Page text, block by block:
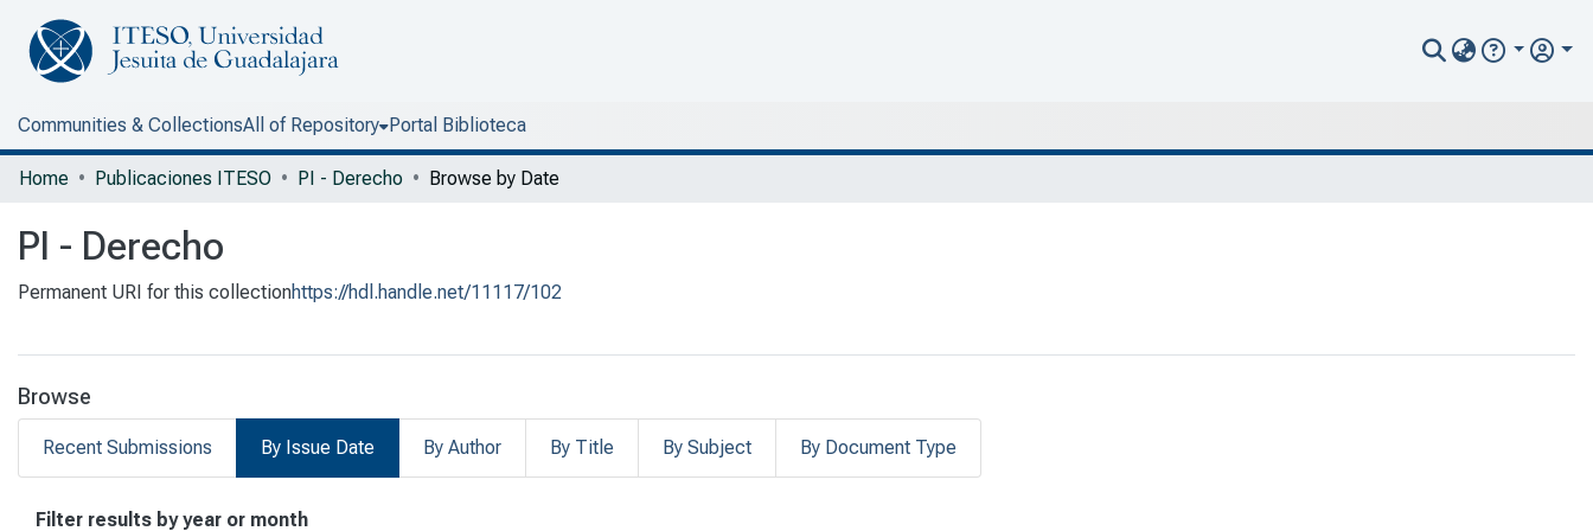
Communities & CollectionsAll of Repository Portal Biblioteca
Home Publicaciones ITESO PI - Derecho Browse by Date
PI - Derecho
Permanent URI for this collectionhttps://hdl.handle.net/11117/102
Browse
Recent Submissions By Issue Date By Author By Title By Subject By Document Type
Filter results by year or month